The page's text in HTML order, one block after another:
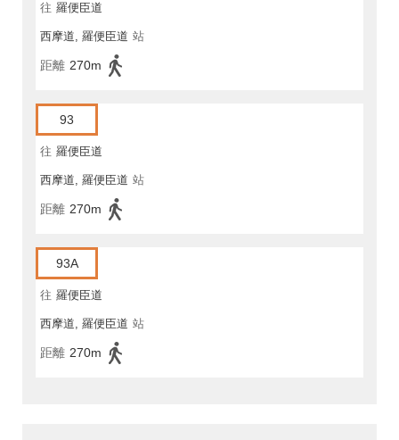
往 羅便臣道
西摩道, 羅便臣道 站
距離 270m
93
往 羅便臣道
西摩道, 羅便臣道 站
距離 270m
93A
往 羅便臣道
西摩道, 羅便臣道 站
距離 270m